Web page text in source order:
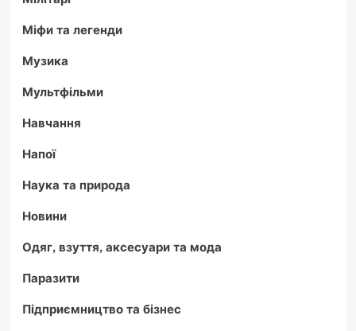
Міфи та легенди
Музика
Мультфільми
Навчання
Напої
Наука та природа
Новини
Одяг, взуття, аксесуари та мода
Паразити
Підприємництво та бізнес